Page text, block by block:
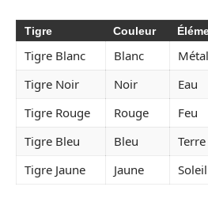
Tigre Couleur
Tigre Blanc Blanc Métal
Tigre Noir
Noir Eau
Tigre Rouge
Rouge Feu
Tigre Bleu
Bleu Terre
Tigre Jaune
Jaune Soleil